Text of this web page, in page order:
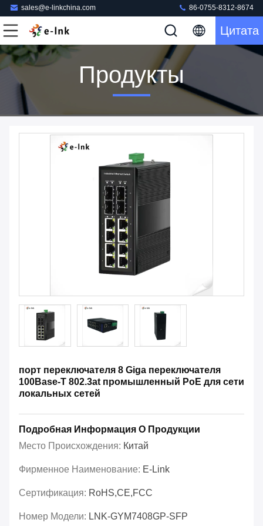
sales@e-linkchina.com 86-0755-8312-8674
Цитата
Продукты
порт переключателя 8 Giga переключателя
100Base-T 802.3at промышленный PoE для сети
локальных сетей
Подробная Информация О Продукции
Место Происхождения: Китай
Фирменное Наименование: E-Link
Сертификация: RoHS,CE,FCC
Номер Модели: LNK-GYM7408GP-SFP